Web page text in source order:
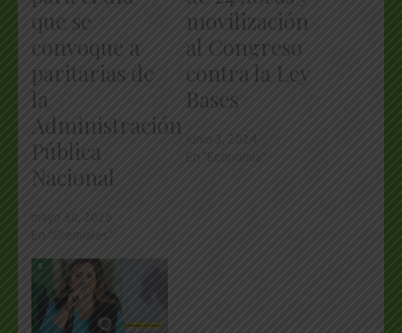
que se
convoque a
paritarias de
la
Administración
Pública
Nacional
movilización
al Congreso
contra la Ley
Bases